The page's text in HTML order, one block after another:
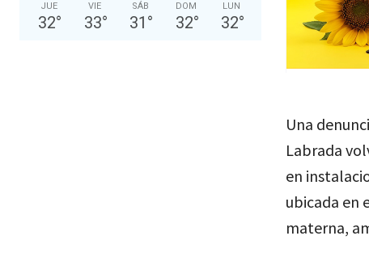
JUE
32°
VIE
33°
SÁB
31 °
DOM
32°
LUN
32°
Una
Labrada
en
ubicada en
materna,